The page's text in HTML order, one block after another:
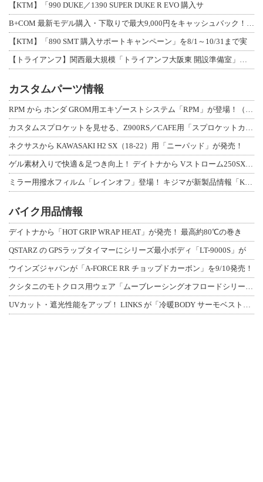
【KTM】「990 DUKE／1390 SUPER DUKE R EVO 購入サ
B+COM 最新モデル購入・下取りで最大9,000円をキャッシュバック！「B+F
【KTM】「890 SMT 購入サポートキャンペーン」を8/1～10/31まで実
【トライアンフ】関西最大規模「トライアンフ大阪東 開設準備室」がオープン！ 限定
カスタムパーツ情報
RPM から ホンダ GROM用エキゾーストシステム「RPM」が登場！（動画あり
カスタムスプロケットを見せる、Z900RS／CAFE用「スプロケットカバーフルキ
ネクサスから KAWASAKI H2 SX（18-22）用「ニーパッド」が発売！
ゲル素材入りで快適＆足つき向上！ デイトナから Vストローム250SX用「快適ロ
ミラー用撥水フィルム「レインオフ」登場！ キジマが新製品情報「KIJIMA NE
バイク用品情報
デイトナから「HOT GRIP WRAP HEAT」が発売！ 最高約80℃の巻き
QSTARZ の GPSラップタイマーにシリーズ最小ボディ「LT-9000S」が
ウインズジャパンが「A-FORCE RR チョップドカーボン」を9/10発売！
クシタニのモトクロス用ウェア「ムーブレーシングオフロードシリーズ」3アイテムが登
UVカット・遮光性能をアップ！ LINKS が「冷暖BODY サーモベスト」改良